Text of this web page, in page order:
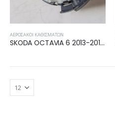
ΑΕΡΌΣΑΚΟΙ ΚΑΘΙΣΜΆΤΩΝ
SKODA OCTAVIA 6 2013-2017, 2017-2020 ΑΙΣΘΗΤΗΡΑΣ ΚΡΟΥΣΗΣ AIRBAG 3Q0959354